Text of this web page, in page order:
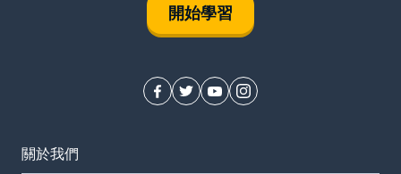
開始學習
關於我們